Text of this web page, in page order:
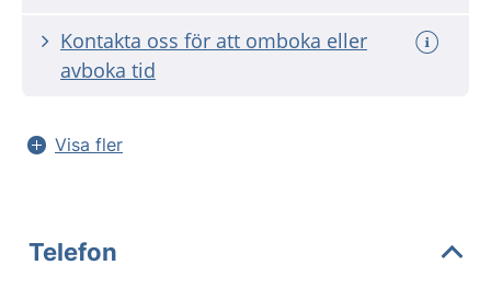
Kontakta oss för att omboka eller
avboka tid
Visa fler
Telefon